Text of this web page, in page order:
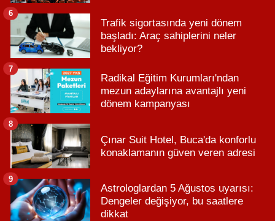
Trafik sigortasında yeni dönem
başladı: Araç sahiplerini neler
bekliyor?
6
Radikal Eğitim Kurumları'ndan
mezun adaylarına avantajlı yeni
dönem kampanyası
7
Çınar Suit Hotel, Buca'da konforlu
konaklamanın güven veren adresi
8
Astrologlardan 5 Ağustos uyarısı:
Dengeler değişiyor, bu saatlere
dikkat
9